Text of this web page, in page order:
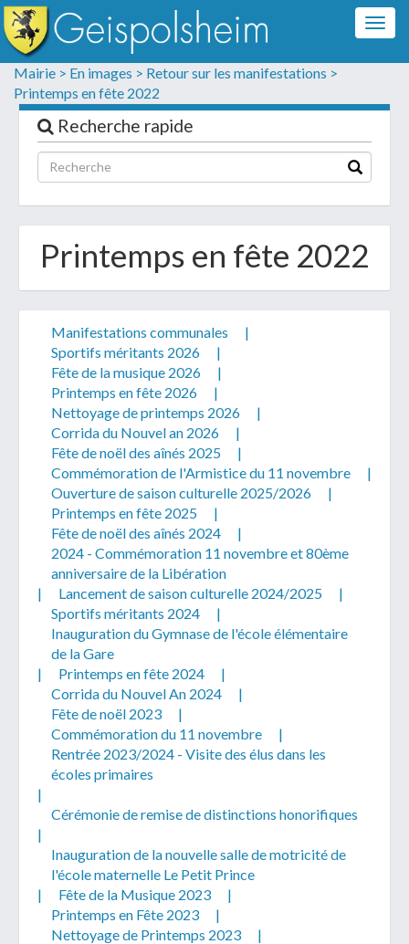
Mairie > En images > Retour sur les manifestations >
Printemps en fête 2022
Recherche rapide
Printemps en fête 2022
Manifestations communales
|
Sportifs méritants 2026
|
Fête de la musique 2026
|
Printemps en fête 2026
|
Nettoyage de printemps 2026
|
Corrida du Nouvel an 2026
|
Fête de noël des aînés 2025
|
Commémoration de l'Armistice du 11 novembre
|
Ouverture de saison culturelle 2025/2026
|
Printemps en fête 2025
|
Fête de noël des aînés 2024
|
2024 - Commémoration 11 novembre et 80ème
anniversaire de la Libération
|
Lancement de saison culturelle 2024/2025
|
Sportifs méritants 2024
|
Inauguration du Gymnase de l'école élémentaire
de la Gare
|
Printemps en fête 2024
|
Corrida du Nouvel An 2024
|
Fête de noël 2023
|
Commémoration du 11 novembre
|
Rentrée 2023/2024 - Visite des élus dans les
écoles primaires
|
Cérémonie de remise de distinctions honorifiques
|
Inauguration de la nouvelle salle de motricité de
l'école maternelle Le Petit Prince
|
Fête de la Musique 2023
|
Printemps en Fête 2023
|
Nettoyage de Printemps 2023
|
Formulaire de contact
Les champs suivis d'un * sont obligatoires
Informations personnelles
Votre demande :
Télécharger votre fichier
Uniquement PDF (.pdf), JPEG (.jpeg / .jpg) ou
document WORD (.doc, .docx)
NON
En soumettant ce formulaire, j'accepte
que mes données personnelles soient traitées par la
Mairie de Geispolsheim.